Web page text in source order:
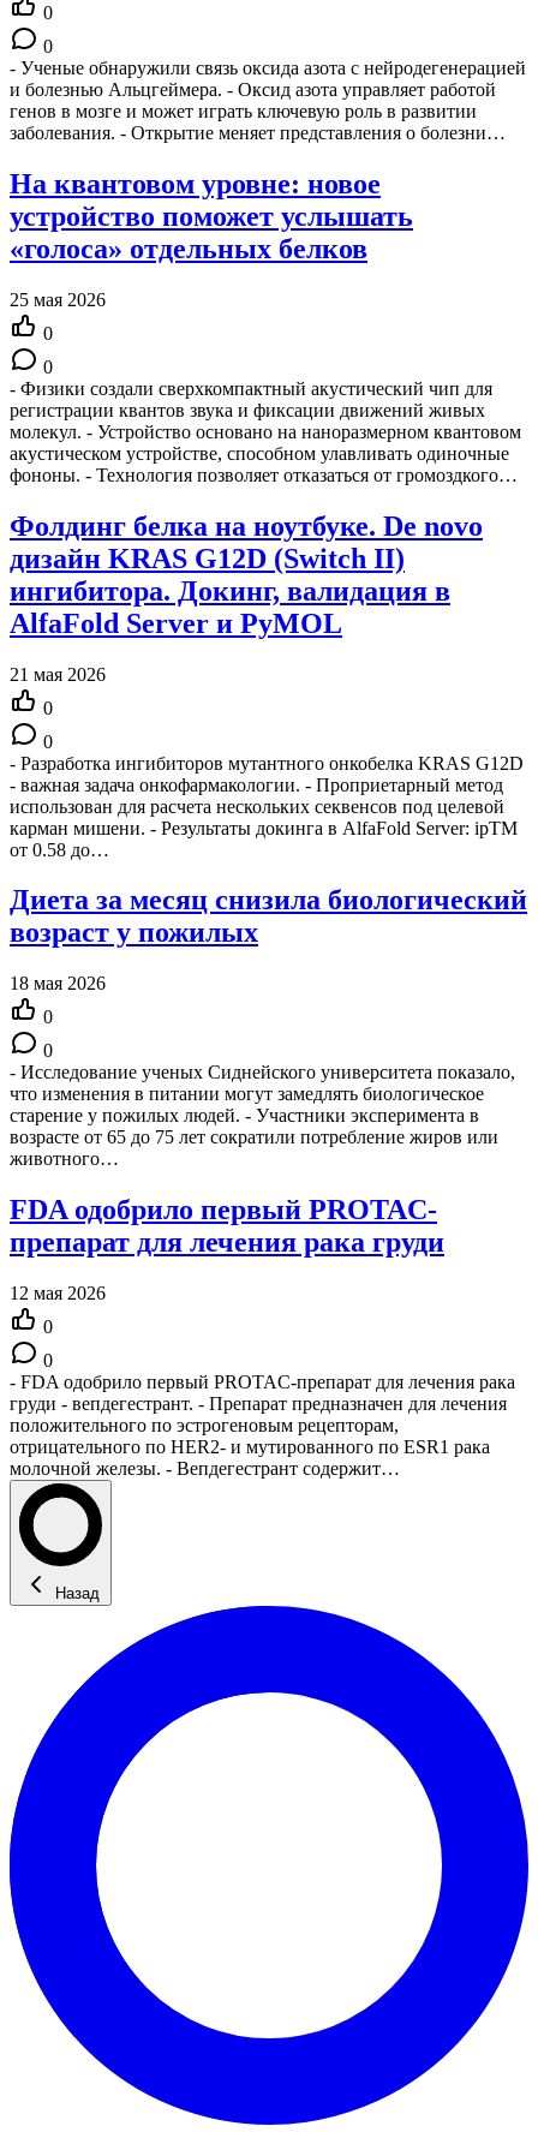
0
0
- Ученые обнаружили связь оксида азота с нейродегенерацией
и болезнью Альцгеймера. - Оксид азота управляет работой
генов в мозге и может играть ключевую роль в развитии
заболевания. - Открытие меняет представления о болезни…
На квантовом уровне: новое
устройство поможет услышать
«голоса» отдельных белков
25 мая 2026
0
0
- Физики создали сверхкомпактный акустический чип для
регистрации квантов звука и фиксации движений живых
молекул. - Устройство основано на наноразмерном квантовом
акустическом устройстве, способном улавливать одиночные
фононы. - Технология позволяет отказаться от громоздкого…
Фолдинг белка на ноутбуке. De novo
дизайн KRAS G12D (Switch II)
ингибитора. Докинг, валидация в
AlfaFold Server и PyMOL
21 мая 2026
0
0
- Разработка ингибиторов мутантного онкобелка KRAS G12D
- важная задача онкофармакологии. - Проприетарный метод
использован для расчета нескольких секвенсов под целевой
карман мишени. - Результаты докинга в AlfaFold Server: ipTM
от 0.58 до…
Диета за месяц снизила биологический
возраст у пожилых
18 мая 2026
0
0
- Исследование ученых Сиднейского университета показало,
что изменения в питании могут замедлять биологическое
старение у пожилых людей. - Участники эксперимента в
возрасте от 65 до 75 лет сократили потребление жиров или
животного…
FDA одобрило первый PROTAC-
препарат для лечения рака груди
12 мая 2026
0
0
- FDA одобрило первый PROTAC-препарат для лечения рака
груди - вепдегестрант. - Препарат предназначен для лечения
положительного по эстрогеновым рецепторам,
отрицательного по HER2- и мутированного по ESR1 рака
молочной железы. - Вепдегестрант содержит…
Назад